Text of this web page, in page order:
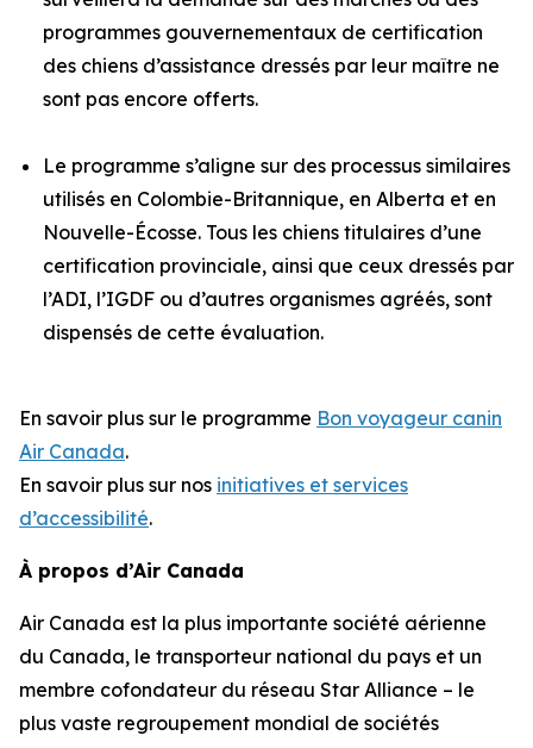
programmes gouvernementaux de certification
des chiens d’assistance dressés par leur maître ne
sont pas encore offerts.
Le programme s’aligne sur des processus similaires
utilisés en Colombie-Britannique, en Alberta et en
Nouvelle-Écosse. Tous les chiens titulaires d’une
certification provinciale, ainsi que ceux dressés par
l’ADI, l’IGDF ou d’autres organismes agréés, sont
dispensés de cette évaluation.
En savoir plus sur le programme Bon voyageur canin
Air Canada.
En savoir plus sur nos initiatives et services
d’accessibilité.
À propos d’Air Canada
Air Canada est la plus importante société aérienne
du Canada, le transporteur national du pays et un
membre cofondateur du réseau Star Alliance – le
plus vaste regroupement mondial de sociétés